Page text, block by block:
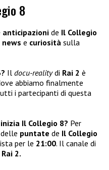
8
anticipazioni de Il Collegio
news e curiosità sulla
Il docu-realitydi Rai 2 è
abbiamo finalmente
i partecipanti di questa
Il Collegio 8? Per
delle puntate de Il Collegio
per le 21:00. Il canale di
Rai 2.